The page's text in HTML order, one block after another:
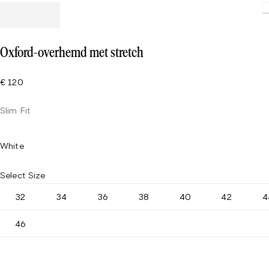
Oxford-overhemd met stretch
€ 120
Slim Fit
White
Select Size
32 34 36 38 40 42
46